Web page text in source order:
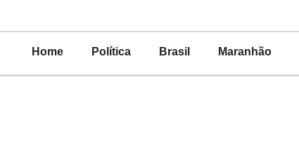
Home Política Brasil Maranhão